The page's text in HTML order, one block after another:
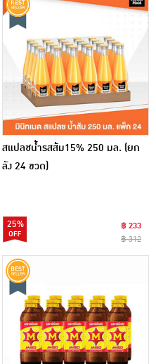
สแปลชน้ำรสส้ม15% 250 มล. (ยก
ลัง 24 ขวด)
25%
฿ 233
฿ 312